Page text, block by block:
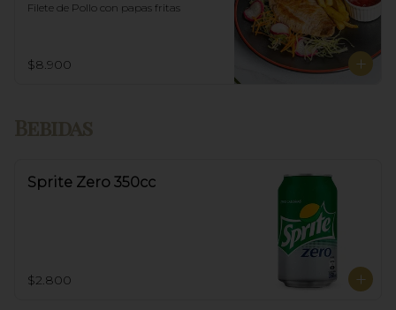
Filete de Pollo con papas fritas
$8.900
Sprite Zero 350cc
$2.800